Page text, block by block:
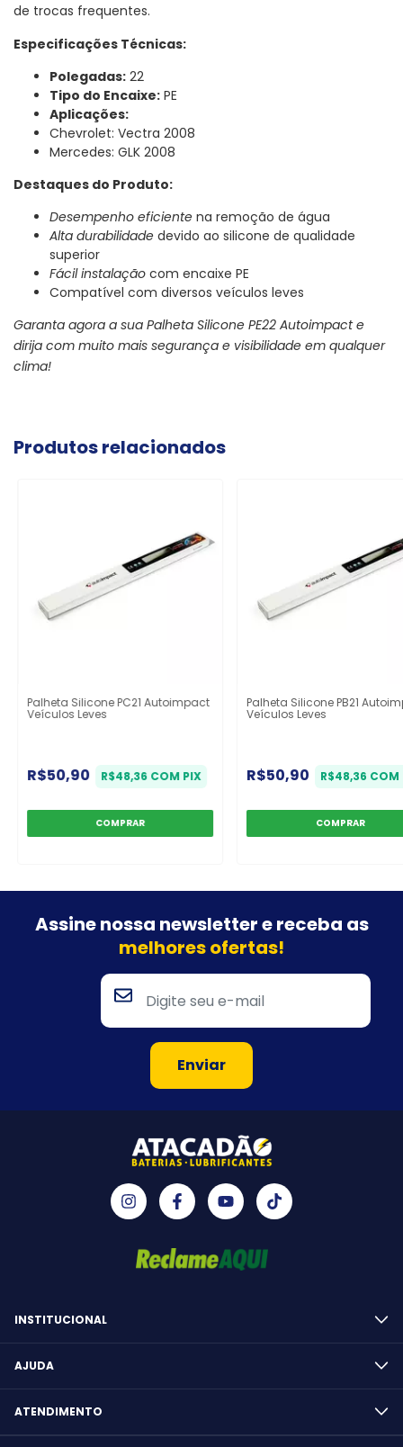
de trocas frequentes.
Especificações Técnicas:
Polegadas: 22
Tipo do Encaixe: PE
Aplicações:
Chevrolet: Vectra 2008
Mercedes: GLK 2008
Destaques do Produto:
Desempenho eficiente na remoção de água
Alta durabilidade devido ao silicone de qualidade
superior
Fácil instalação com encaixe PE
Compatível com diversos veículos leves
Garanta agora a sua Palheta Silicone PE22 Autoimpact e
dirija com muito mais segurança e visibilidade em qualquer
clima!
Produtos relacionados
Palheta Silicone PC21 Autoimpact
Veículos Leves
R$50,90 R$48,36 COM PIX
Palheta Silicone PB21
Veículos Leves
R$50,90 R$48,36 COM
Assine nossa newsletter ereceba as
melhores ofertas!
INSTITUCIONAL
AJUDA
ATENDIMENTO